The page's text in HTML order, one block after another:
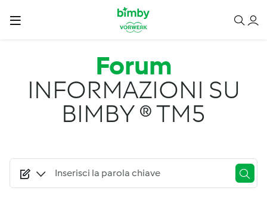
Salta al contenuto principale
Forum
INFORMAZIONI SU
BIMBY ® TM5